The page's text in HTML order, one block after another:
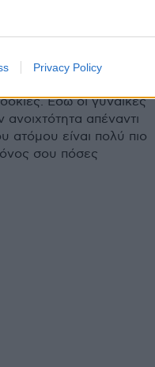
Privacy Policy
κάποιον ειλικρινή και
Εδώ οι γυναίκες
απέναντι
ατόμου είναι πολύ πιο
σου πόσες